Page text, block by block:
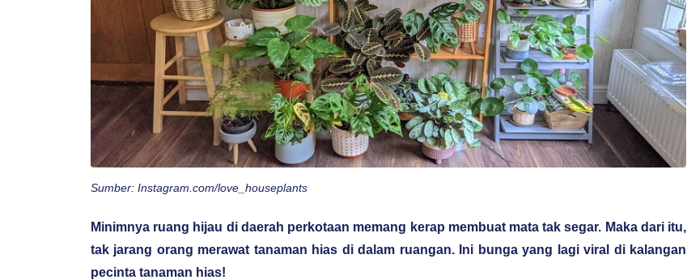
Sumber: Instagram.com/love_houseplants
Minimnya ruang hijau di daerah perkotaan memang kerap membuat mata tak segar. Maka dari itu,
tak jarang orang merawat tanaman hias di dalam ruangan. Ini bunga yang lagi viral di kalangan
pecinta tanaman hias!